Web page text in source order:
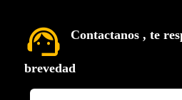
support_agent Contactanos , te
brevedad